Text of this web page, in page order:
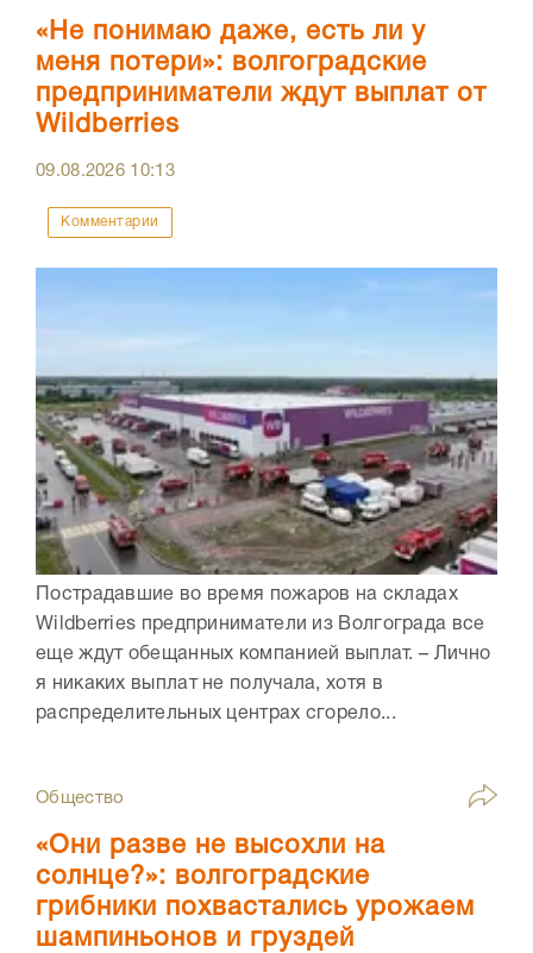
«Не понимаю даже, есть ли у
меня потери»: волгоградские
предприниматели ждут выплат от
Wildberries
09.08.2026 10:13
Комментарии
Пострадавшие во время пожаров на складах
Wildberries предприниматели из Волгограда все
еще ждут обещанных компанией выплат. – Лично
я никаких выплат не получала, хотя в
распределительных центрах сгорело...
Общество
«Они разве не высохли на
солнце?»: волгоградские
грибники похвастались урожаем
шампиньонов и груздей